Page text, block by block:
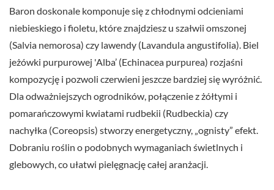
Baron doskonale komponuje się z chłodnymi odcieniami
niebieskiego i fioletu, które znajdziesz u szałwii omszonej
(Salvia nemorosa) czy lawendy (Lavandula angustifolia). Biel
jeżówki purpurowej 'Alba’ (Echinacea purpurea) rozjaśni
kompozycję i pozwoli czerwieni jeszcze bardziej się wyróżnić.
Dla odważniejszych ogrodników, połączenie z żółtymi i
pomarańczowymi kwiatami rudbekii (Rudbeckia) czy
nachyłka (Coreopsis) stworzy energetyczny, „ognisty” efekt.
Dobraniu roślin o podobnych wymaganiach świetlnych i
glebowych, co ułatwi pielęgnację całej aranżacji.